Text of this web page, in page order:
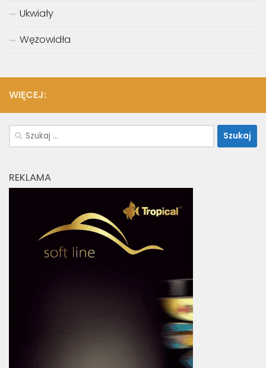
Ukwiały
Wężowidła
WIĘCEJ:
Szukaj:
REKLAMA